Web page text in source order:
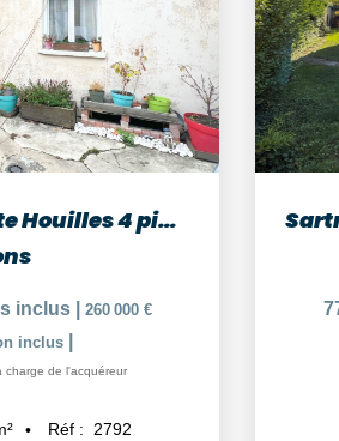
Maison Bezons limite Houilles 4 pièces, 86 m²
inclus
260 000 €
inclus
charge de l'acquéreur
Réf : 2792